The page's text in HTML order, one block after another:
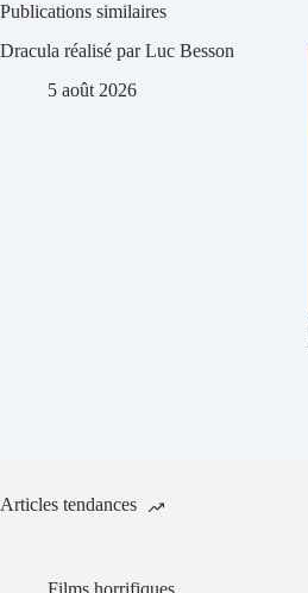
Publications similaires
Dracula réalisé par Luc Besson
5 août 2026
Articles tendances
Films horrifiques